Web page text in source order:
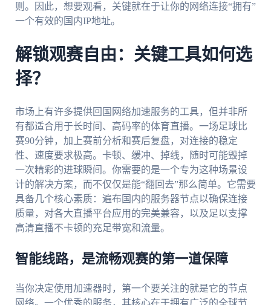
则。因此，想要观看，关键就在于让你的网络连接“拥有”
一个有效的国内IP地址。
解锁观赛自由：关键工具如何选
择？
市场上有许多提供回国网络加速服务的工具，但并非所
有都适合用于长时间、高码率的体育直播。一场足球比
赛90分钟，加上赛前分析和赛后复盘，对连接的稳定
性、速度要求极高。卡顿、缓冲、掉线，随时可能毁掉
一次精彩的进球瞬间。你需要的是一个专为这种场景设
计的解决方案，而不仅仅是能“翻回去”那么简单。它需要
具备几个核心素质：遍布国内的服务器节点以确保连接
质量，对各大直播平台应用的完美兼容，以及足以支撑
高清直播不卡顿的充足带宽和流量。
智能线路，是流畅观赛的第一道保障
当你决定使用加速器时，第一个要关注的就是它的节点
网络。一个优秀的服务，其核心在于拥有广泛的全球节